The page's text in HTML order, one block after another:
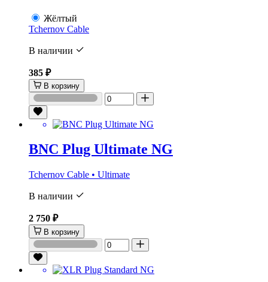
Жёлтый
Tchernov Cable
В наличии
385 ₽
В корзину
BNC Plug Ultimate NG
Tchernov Cable • Ultimate
В наличии
2 750 ₽
В корзину